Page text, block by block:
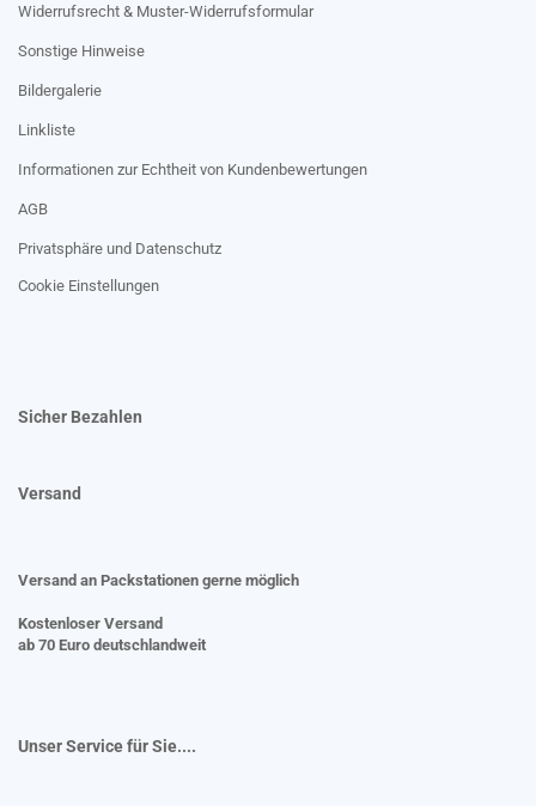
Widerrufsrecht & Muster-Widerrufsformular
Sonstige Hinweise
Bildergalerie
Linkliste
Informationen zur Echtheit von Kundenbewertungen
AGB
Privatsphäre und Datenschutz
Cookie Einstellungen
Sicher Bezahlen
Versand
Versand an Packstationen gerne möglich
Kostenloser Versand
ab 70 Euro deutschlandweit
Unser Service für Sie....